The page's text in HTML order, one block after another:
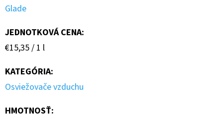
Glade
JEDNOTKOVÁ CENA:
Jednotková
€15,35 / 1 l
KATEGÓRIA:
Osviežovače vzduchu
HMOTNOSŤ: